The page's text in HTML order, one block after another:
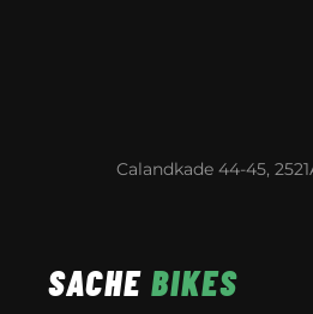
Calandkade 44-45,
SACHE BIKES